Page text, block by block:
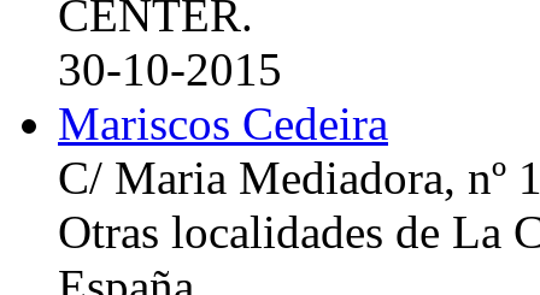
CENTER.
30-10-2015
Mariscos Cedeira
C/ Maria Mediadora, nº
Otras localidades de La